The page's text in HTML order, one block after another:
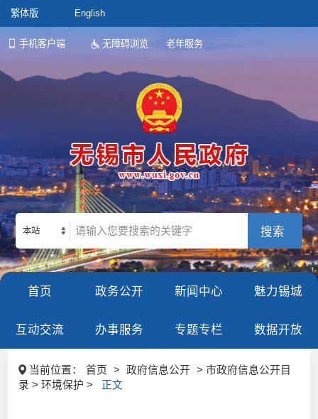
繁体版 English
手机客户端 无障碍浏览 老年服务
本站
首页 政务公开 新闻中心 魅力锡城
互动交流 办事服务 专题专栏 数据开放
当前位置： 首页 > 政府信息公开
> 市政府信息公开目
录 > 环境保护 >
正文